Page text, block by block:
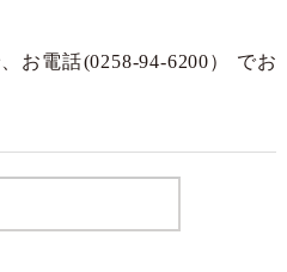
お電話(0258-94-6200） でお